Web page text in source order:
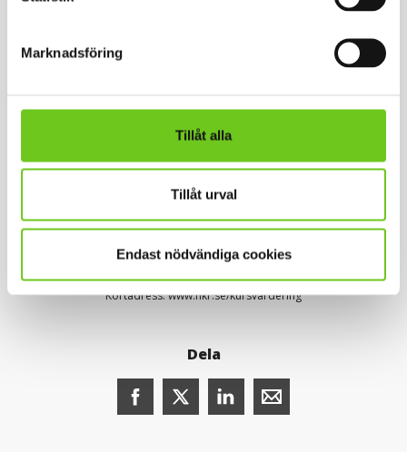
Marknadsföring
Tillåt alla
Tillåt urval
Endast nödvändiga cookies
gäller arbetet med kursvärdering i din kurs eller ditt
program vänder du dig i första hand till kursansvarig
möjligheter att lämna synpunkter.
Uppdaterad: 2026-03-30 avUlf Mohager
Sidansvarig:Åsa Vännman
Kortadress: www.hkr.se/kursvardering
Dela
Dela denna sida
Dela denna sida på
Dela denna sida på X (öppnas i
Dela denna sida på Facebook (öppnas